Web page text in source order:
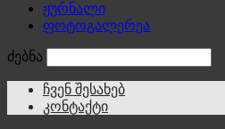
ჟურნალი
ფოტოგალერეა
ძებნა
ჩვენ შესახებ
კონტაქტი